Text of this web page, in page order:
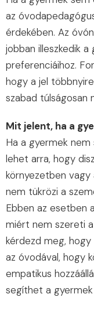
az
érdekében. Az
jobban illeszkedik
preferenciáihoz.
hogy a jel
szabad túlságosan
Mit jelent, ha a
Ha a gyermek
lehet arra, hogy
környezetben vagy
nem tükrözi a
Ebben az esetben
miért nem szereti
kérdezd meg, hogy
az óvodával, hogy
empatikus
segíthet a